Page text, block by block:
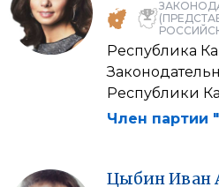
Республика
Республики
Член партии
ЦыбинИван